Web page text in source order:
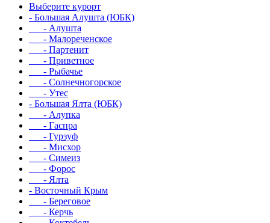
Выберите курорт
- Большая Алушта (ЮБК)
- Алушта
- Малореченское
- Партенит
- Приветное
- Рыбачье
- Солнечногорское
- Утес
- Большая Ялта (ЮБК)
- Алупка
- Гаспра
- Гурзуф
- Мисхор
- Симеиз
- Форос
- Ялта
- Восточный Крым
- Береговое
- Керчь